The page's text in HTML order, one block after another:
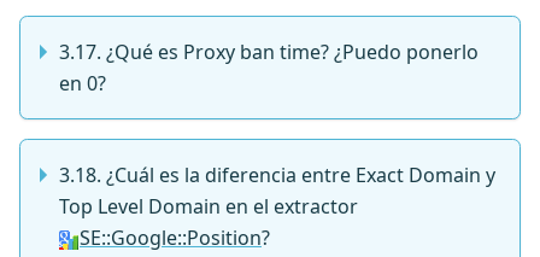
3.17. ¿Qué es Proxy ban time? ¿Puedo ponerlo
en 0?
3.18. ¿Cuál es la diferencia entre Exact Domain y
Top Level Domain en el extractor
SE::Google::Position?